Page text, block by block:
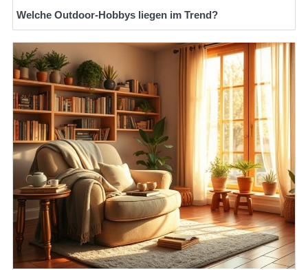
Welche Outdoor-Hobbys liegen im Trend?